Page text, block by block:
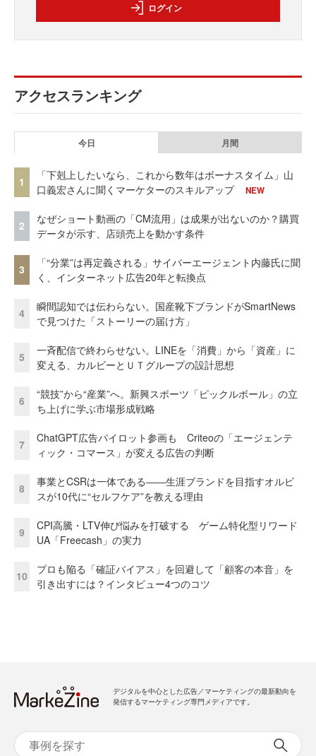
ログイン
アクセスランキング
今日 月間
1
「下剋上したいなら、これから数年はボーナスタイム」山
口義宏さんに聞くマーケターのスキルアップ
NEW
2
なぜショート動画の「CM流用」は成果が出ないのか？購買
データが示す、店頭売上を動かす条件
3
「“分業”は再定義される」サイバーエージェント内藤氏に聞
く、インターネット広告20年と転換点
4
瞬間認知では伝わらない。国産靴下ブランドがSmartNews
で見つけた「ストーリーの届け方」
5
一斉配信で終わらせない。LINEを「消費」から「資産」に
変える、カルビーとＵＴグループの設計思想
6
“競技”から“産業”へ。新興スポーツ「ピックルボール」の立
ち上げに学ぶ市場形成戦略
7
ChatGPT広告パイロット参画も Criteoの「エージェンテ
ィック・コマース」が変える広告の判断
8
事業とCSRは一体である――生涯ブランドを目指すオルビ
スが10代に“セルフケア”を教える理由
9
CPI高騰・LTV伸び悩みを打破する ゲーム特化型リワード
UA「Freecash」の実力
10
プロも陥る「確証バイアス」を回避して「顧客の本音」を
引き出すには？インタビュー4つのコツ
デジタルを中心とした広告／マーケティングの最新動向を
発信するマーケティング専門メディアです。